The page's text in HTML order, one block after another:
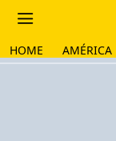
HOME AMÉRICA